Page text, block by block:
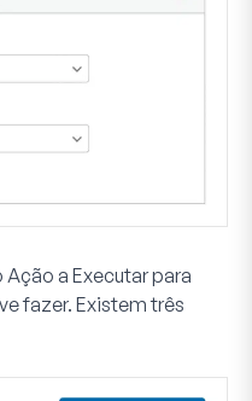
Ação a Executarpara
fazer. Existem três